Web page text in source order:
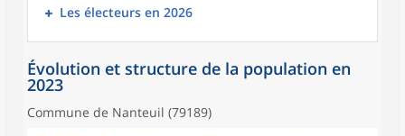
Les électeurs en 2026
Évolution et structure de la population en
2023
Commune de Nanteuil (79189)